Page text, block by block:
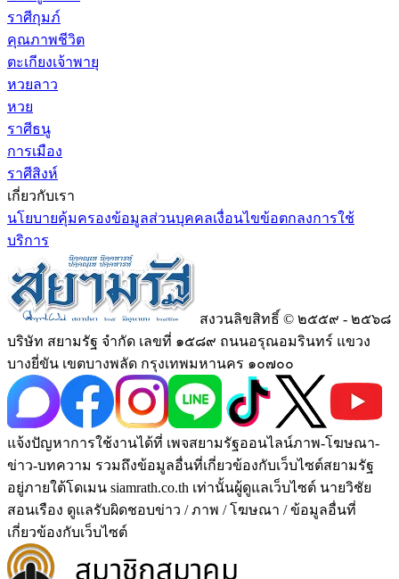
ราศีกุมภ์
คุณภาพชีวิต
ตะเกียงเจ้าพายุ
หวยลาว
หวย
ราศีธนู
การเมือง
ราศีสิงห์
เกี่ยวกับเรา
นโยบายคุ้มครองข้อมูลส่วนบุคคลเงื่อนไขข้อตกลงการใช้
บริการ
สงวนลิขสิทธิ์ © ๒๕๕๙ - ๒๕๖๘
บริษัท สยามรัฐ จำกัด เลขที่ ๑๕๘๙ ถนนอรุณอมรินทร์ แขวง
บางยี่ขัน เขตบางพลัด กรุงเทพมหานคร ๑๐๗๐๐
แจ้งปัญหาการใช้งานได้ที่ เพจสยามรัฐออนไลน์ภาพ-โฆษณา-
ข่าว-บทความ รวมถึงข้อมูลอื่นที่เกี่ยวข้องกับเว็บไซต์สยามรัฐ
อยู่ภายใต้โดเมน siamrath.co.th เท่านั้นผู้ดูแลเว็บไซต์ นายวิชัย
สอนเรือง ดูแลรับผิดชอบข่าว / ภาพ / โฆษณา / ข้อมูลอื่นที่
เกี่ยวข้องกับเว็บไซต์